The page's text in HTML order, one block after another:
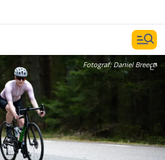
Fotograf: Daniel Breece